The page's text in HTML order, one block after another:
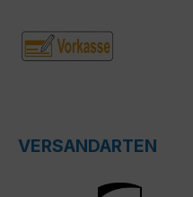
VERSANDARTEN